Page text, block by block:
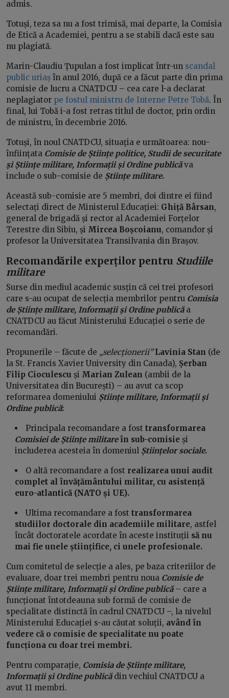
admis.
Totuși, teza sa nu a fost trimisă, mai departe, la Comisia
de Etică a Academiei, pentru a se stabili dacă este sau
nu plagiată.
Marin-Claudiu Țupulan a fost implicat într-un scandal
public uriaș în anul 2016, după ce a făcut parte din prima
comisie de lucru a CNATDCU – cea care l-a declarat
neplagiator pe fostul ministru de Interne Petre Tobă. În
final, lui Tobă i-a fost retras titlul de doctor, prin ordin
de ministru, în decembrie 2016.
Totuși, în noul CNATDCU, situația e următoarea: nou-
înființata Comisie de Științe politice, Studii de securitate
și Științe militare, Informații și Ordine publicăva
include o sub-comisie de Științe militare.
Această sub-comisie are 5 membri, doi dintre ei fiind
selectați direct de Ministerul Educației: Ghiță Bârsan,
general de brigadă și rector al Academiei Forțelor
Terestre din Sibiu, și Mircea Boșcoianu, comandor și
profesor la Universitatea Transilvania din Brașov.
Recomandările experților pentru Studiile
militare
Surse din mediul academic susțin că cei trei profesori
care s-au ocupat de selecția membrilor pentru Comisia
de Științe militare, Informații și Ordine publicăa
CNATDCU au făcut Ministerului Educației o serie de
recomandări.
Propunerile – făcute de „selecționerii” Lavinia Stan (de
la St. Francis Xavier University din Canada), Șerban
Filip Cioculescu și Marian Zulean (ambii de la
Universitatea din București) – au avut ca scop
reformarea domeniului Științe militare, Informații și
Ordine publică:
Principala recomandare a fosttransformarea
Comisiei de Științe militareîn sub-comisie și
includerea acesteia în domeniul Științelor sociale.
O altă recomandare a fost realizarea unui audit
complet al învățământului militar, cu asistență
euro-atlantică (NATO și UE).
Ultima recomandare a fosttransformarea
studiilor doctorale din academiile militare, astfel
încât doctoratele acordate în aceste instituții să nu
mai fie unele științifice, ci unele profesionale.
Cum comitetul de selecție a ales, pe baza criteriilor de
evaluare, doar trei membri pentru noua Comisie de
Științe militare, Informații și Ordine publică– care a
funcționat întotdeauna sub formă de comisie de
specialitate distinctă în cadrul CNATDCU –, la nivelul
Ministerului Educației s-au căutat soluții, având în
vedere că o comisie de specialitate nu poate
funcționa cu doar trei membri.
Pentru comparație, Comisia de Științe militare,
Informații și Ordine publicădin vechiul CNATDCU a
avut 11 membri.